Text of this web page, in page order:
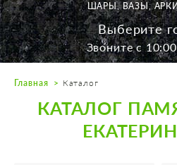
КОНТАКТЫ
Пн. — Пт. с
Воскресенье по
ШАРЫ, ВАЗЫ,
Выберите
Звоните с
Главная Каталог
КАТАЛОГ